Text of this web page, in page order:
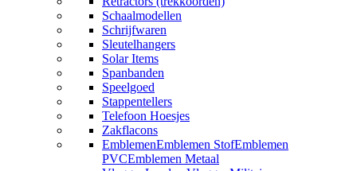
Schaalmodellen
Schrijfwaren
Sleutelhangers
Solar Items
Spanbanden
Speelgoed
Stappentellers
Telefoon Hoesjes
Zakflacons
EmblemenEmblemen StofEmblemen
PVCEmblemen Metaal